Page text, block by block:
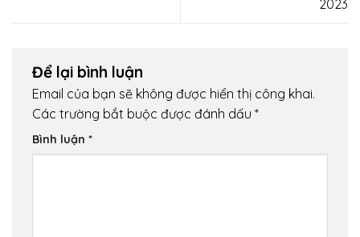
2023
Để lại bình luận
Email của bạn sẽ không được hiển thị công khai.
Các trường bắt buộc được đánh dấu *
Bình luận *